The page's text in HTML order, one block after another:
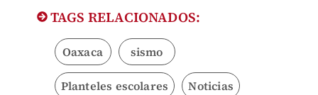
TAGS RELACIONADOS:
Oaxaca sismo
Planteles escolares Noticias